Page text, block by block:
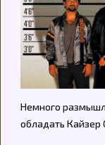
Немного
обладать Кайзер